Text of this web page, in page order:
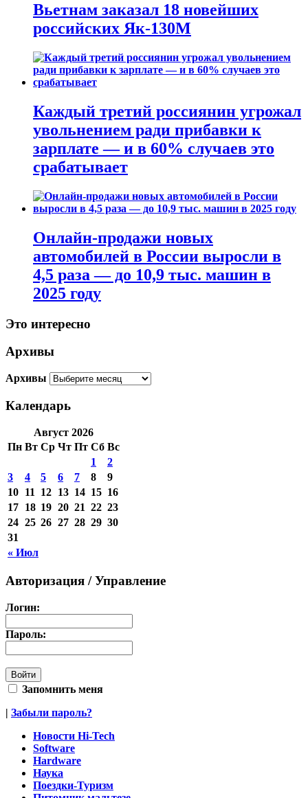
Вьетнам заказал 18 новейших
российских Як-130М
Каждый третий россиянин угрожал
увольнением ради прибавки к
зарплате — и в 60% случаев это
срабатывает
Онлайн-продажи новых
автомобилей в России выросли в
4,5 раза — до 10,9 тыс. машин в
2025 году
Это интересно
Архивы
Архивы
Календарь
Август 2026
Пн Вт Ср Чт Пт Сб Вс
« Июл
1
2
3
4 5 6 7 8
9
10 11 12 13 14 15 16
17 18 19 20 21 22 23
24 25 26 27 28 29 30
31
Авторизация / Управление
Логин:
Пароль:
Запомнить меня
| Забыли пароль?
Новости Hi-Tech
Software
Hardware
Наука
Поездки-Туризм